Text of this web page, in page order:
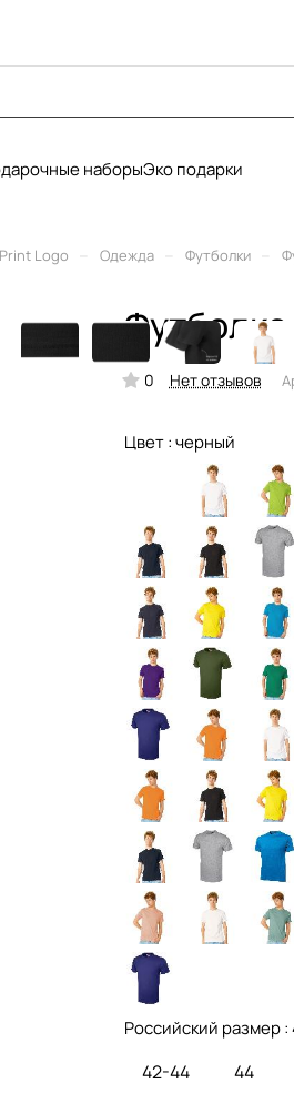
наборыЭко подарки
Logo Одежда Футболки
0 Нет отзывов
Цвет :черный
Российский размер :
42-44 44